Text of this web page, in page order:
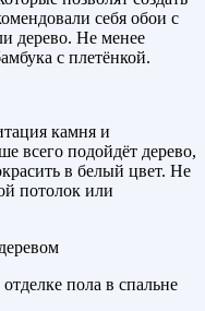
себя обои с
дерево. Не менее
с плетёнкой.
камня и
всего подойдёт дерево,
в белый цвет. Не
потолок или
пола в спальне